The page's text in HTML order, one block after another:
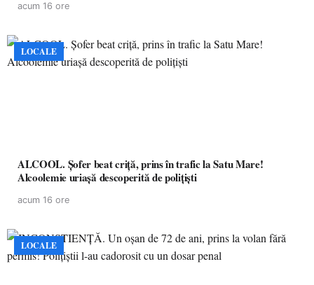
acum 16 ore
LOCALE
ALCOOL. Șofer beat criță, prins în trafic la Satu Mare!
Alcoolemie uriașă descoperită de polițiști
acum 16 ore
LOCALE